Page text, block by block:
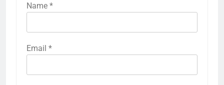
Name *
Email *